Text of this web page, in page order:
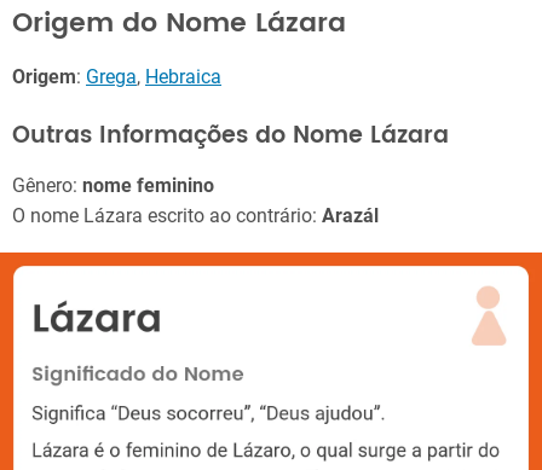
Origem do Nome Lázara
Origem: Grega, Hebraica
Outras Informações do Nome Lázara
Gênero: nome feminino
O nome Lázara escrito ao contrário: Arazál